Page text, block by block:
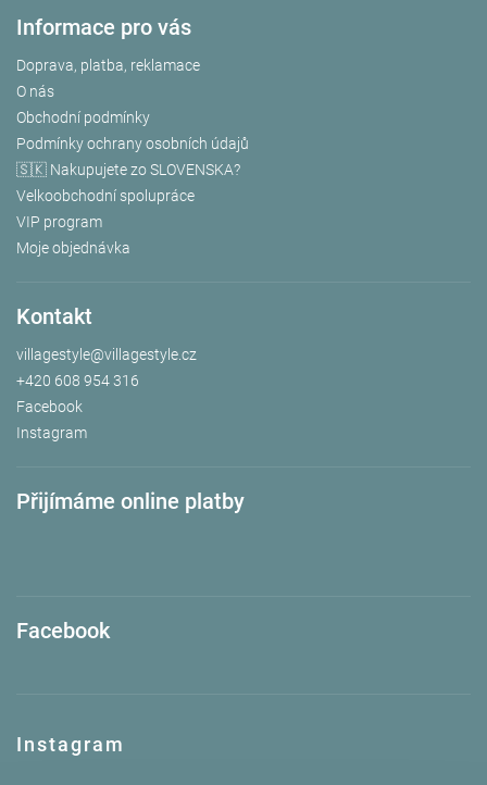
Informace pro vás
Doprava, platba, reklamace
O nás
Obchodní podmínky
Podmínky ochrany osobních údajů
🇸🇰 Nakupujete zo SLOVENSKA?
Velkoobchodní spolupráce
VIP program
Moje objednávka
Kontakt
villagestyle@villagestyle.cz
+420 608 954 316
Facebook
Instagram
Přijímáme online platby
Facebook
Instagram